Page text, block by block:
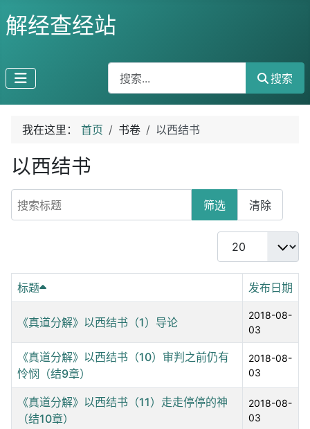
解经查经站
搜索
搜索
我在这里： 首页 书卷 以西结书
以西结书
搜索标题
筛选 清除
每页显示条数
标题 发布日期
《真道分解》以西结书（1）导论
2018-08-
03
《真道分解》以西结书（10）审判之前仍有
怜悯（结9章）
2018-08-
03
《真道分解》以西结书（11）走走停停的神
（结10章）
2018-08-
03